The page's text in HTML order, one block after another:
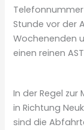
Stunde vor der
Wochenenden
einen reinen
In der Regel zur
in Richtung
sind die